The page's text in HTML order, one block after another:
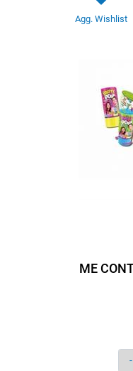
Agg. Wishlist
ME